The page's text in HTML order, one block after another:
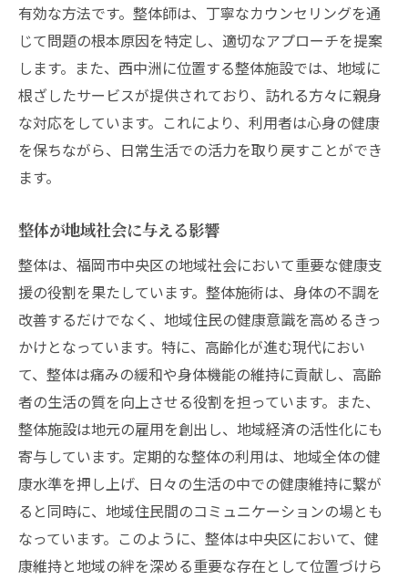
有効な方法です。整体師は、丁寧なカウンセリングを通
じて問題の根本原因を特定し、適切なアプローチを提案
します。また、西中洲に位置する整体施設では、地域に
根ざしたサービスが提供されており、訪れる方々に親身
な対応をしています。これにより、利用者は心身の健康
を保ちながら、日常生活での活力を取り戻すことができ
ます。
整体が地域社会に与える影響
整体は、福岡市中央区の地域社会において重要な健康支
援の役割を果たしています。整体施術は、身体の不調を
改善するだけでなく、地域住民の健康意識を高めるきっ
かけとなっています。特に、高齢化が進む現代におい
て、整体は痛みの緩和や身体機能の維持に貢献し、高齢
者の生活の質を向上させる役割を担っています。また、
整体施設は地元の雇用を創出し、地域経済の活性化にも
寄与しています。定期的な整体の利用は、地域全体の健
康水準を押し上げ、日々の生活の中での健康維持に繋が
ると同時に、地域住民間のコミュニケーションの場とも
なっています。このように、整体は中央区において、健
康維持と地域の絆を深める重要な存在として位置づけら